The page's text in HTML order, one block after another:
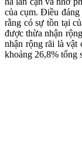
của cụm. Điều đáng
rằng có sự tồn tại
được thừa nhận
nhận rộng rãi là vật
khoảng 26,8% tổng